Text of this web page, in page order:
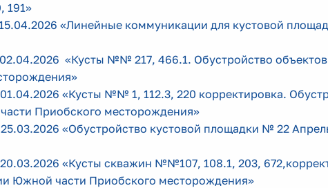
191»
«Линейные коммуникации для кустовой
02.04.2026 «Кусты №№ 217, 466.1. Обустройство
«Кусты №№ 1, 112.3, 220 корректировка.
Приобского месторождения»
«Обустройство кустовой площадки № 22
«Кусты скважин №№107, 108.1, 203,
Южной части Приобского месторождения»